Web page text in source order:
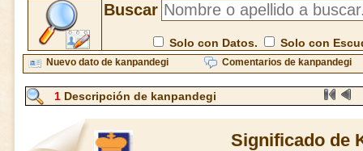
Buscar
Solo con Datos. Solo con
Nuevo dato de kanpandegi Comentarios de kanpandegi
1 Descripción de kanpandegi
Significado de